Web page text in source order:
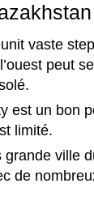
vaste
peut
est un bon
limité.
grande ville
de